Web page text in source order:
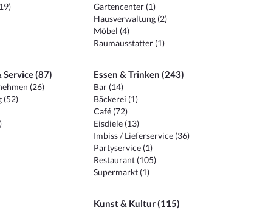
Gartencenter (1)
Hausverwaltung (2)
Möbel (4)
Raumausstatter (1)
(87)
(26)
(52)
Essen & Trinken (243)
Bar (14)
Bäckerei (1)
Café (72)
Eisdiele (13)
Imbiss / Lieferservice (36)
Partyservice (1)
Restaurant (105)
Supermarkt (1)
Kunst & Kultur (115)